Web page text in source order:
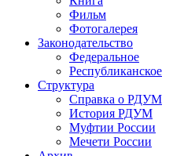
Фильм
Фотогалерея
Законодательство
Федеральное
Республиканское
Структура
Справка о РДУМ
История РДУМ
Муфтии России
Мечети России